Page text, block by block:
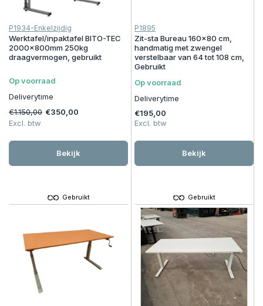
P1934-Enkelzijdig
Werktafel/inpaktafel BITO-TEC
2000x800mm 250kg
draagvermogen, gebruikt
Op voorraad
Deliverytime
€1.150,00 €350,00
Excl. btw
Bekijk
P1895
Zit-sta Bureau 160x80 cm,
handmatig met zwengel
verstelbaar van 64 tot 108 cm,
Gebruikt
Op voorraad
Deliverytime
€195,00
Excl. btw
Bekijk
Gebruikt Gebruikt